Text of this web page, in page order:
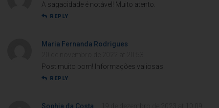
A sagacidade é notável! Muito atento.
REPLY
Maria Fernanda Rodrigues
Post muito bom! Informações valiosas.
REPLY
Sophia da Costa